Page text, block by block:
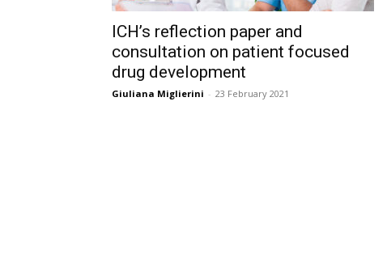
ICH’s reflection paper and
consultation on patient focused
drug development
Giuliana Miglierini - 23 February 2021